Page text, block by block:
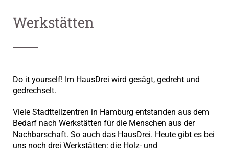
Werkstätten
Do it yourself! Im HausDrei wird gesägt, gedreht und
gedrechselt.
Viele Stadtteilzentren in Hamburg entstanden aus dem
Bedarf nach Werkstätten für die Menschen aus der
Nachbarschaft. So auch das HausDrei. Heute gibt es bei
uns noch drei Werkstätten: die Holz- und